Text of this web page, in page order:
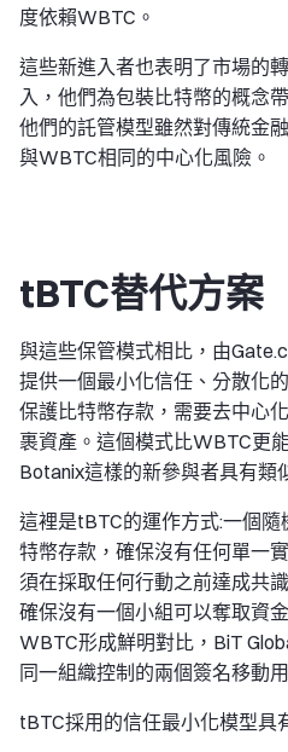
度依賴WBTC。
這些新進入者也表明了市場的
入，他們為包裝比特幣的概念
他們的託管模型雖然對傳統金
與WBTC相同的中心化風險。
tBTC替代方案
與這些保管模式相比，由
提供一個最小化信任、分散化
保護比特幣存款，需要去中心
裹資產。這個模式比WBTC更
Botanix這樣的新參與者具有類
這裡是tBTC的運作方式:一個
特幣存款，確保沒有任何單一
須在採取任何行動之前達成共
確保沒有一個小組可以奪取資
WBTC形成鮮明對比，BiT
同一組織控制的兩個簽名移動
tBTC採用的信任最小化模型具